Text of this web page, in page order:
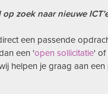
zoek naar nieuwe
een passende
een 'open sollicitatie' of
helpen je graag aan een